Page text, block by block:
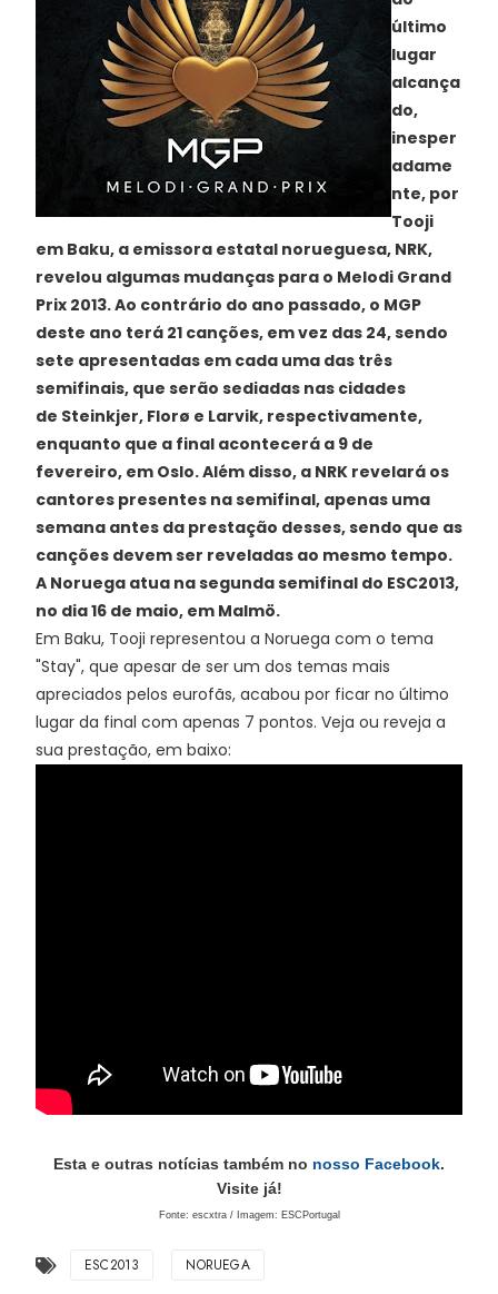
último
lugar
alcança
do,
inesper
adame
nte, por
Tooji
em Baku, a emissora estatal norueguesa, NRK,
revelou algumas mudanças para o Melodi Grand
Prix 2013. Ao contrário do ano passado, o MGP
deste ano terá 21 canções, em vez das 24, sendo
sete apresentadas em cada uma das três
semifinais, que serão sediadas nas cidades
de Steinkjer, Florø e Larvik, respectivamente,
enquanto que a final acontecerá a 9 de
fevereiro, em Oslo. Além disso, a NRK revelará os
cantores presentes na semifinal, apenas uma
semana antes da prestação desses, sendo que as
canções devem ser reveladas ao mesmo tempo.
A Noruega atua na segunda semifinal do ESC2013,
no dia 16 de maio, em Malmö.
Em Baku, Tooji representou a Noruega com o tema
"Stay", que apesar de ser um dos temas mais
apreciados pelos eurofãs, acabou por ficar no último
lugar da final com apenas 7 pontos. Veja ou reveja a
sua prestação, em baixo:
Esta e outras notícias também no nosso Facebook.
Visite já!
Fonte: escxtra / Imagem: ESCPortugal
ESC2013 NORUEGA